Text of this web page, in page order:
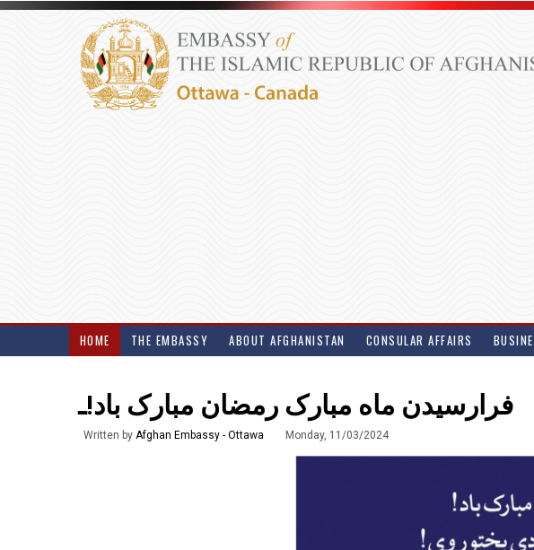
HOME THE EMBASSY ABOUT AFGHANISTAN CONSULAR AFFAIRS
فرارسیدن ماه مبارک رمضان مبارک باد!ـ
Written by Afghan Embassy - Ottawa Monday, 11/03/2024